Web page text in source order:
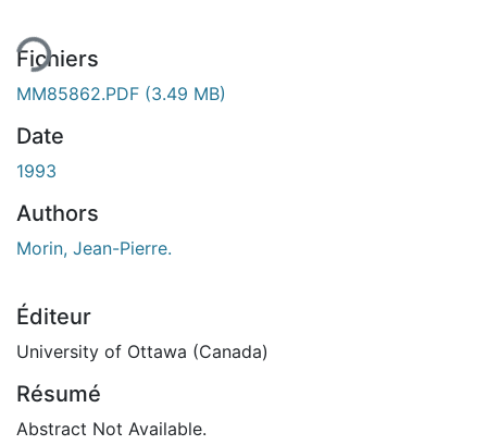
Fichiers
MM85862.PDF (3.49 MB)
Date
1993
Authors
Morin, Jean-Pierre.
Éditeur
University of Ottawa (Canada)
Résumé
Abstract Not Available.